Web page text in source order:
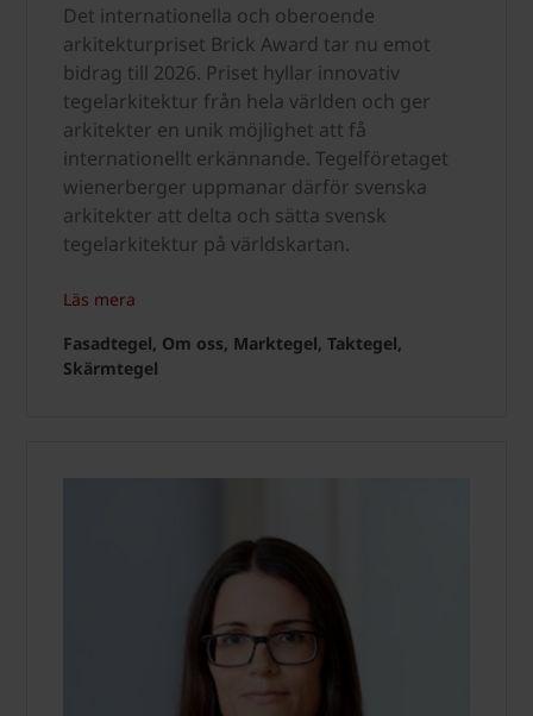
Det internationella och oberoende
arkitekturpriset Brick Award tar nu emot
bidrag till 2026. Priset hyllar innovativ
tegelarkitektur från hela världen och ger
arkitekter en unik möjlighet att få
internationellt erkännande. Tegelföretaget
wienerberger uppmanar därför svenska
arkitekter att delta och sätta svensk
tegelarkitektur på världskartan.
Läs mera
Fasadtegel, Om oss, Marktegel, Taktegel,
Skärmtegel